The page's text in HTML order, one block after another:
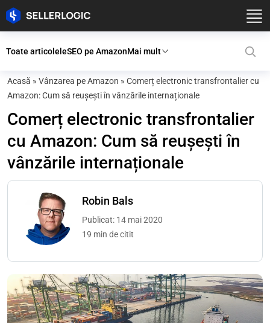
Toate articoleleSEO pe AmazonMai mult
Acasă » Vânzarea pe Amazon » Comerț electronic transfrontalier cu
Amazon: Cum să reușești în vânzările internaționale
Comerț electronic transfrontalier
cu Amazon: Cum să reușești în
vânzările internaționale
Robin Bals
Publicat: 14 mai 2020
19 min de citit